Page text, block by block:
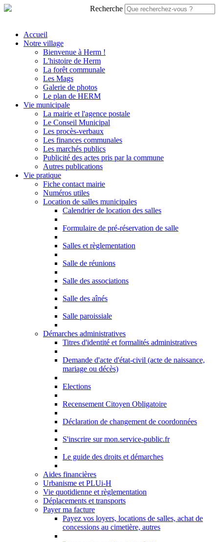
Recherche
Accueil
Notre village
Bienvenue à Herm !
L'histoire de Herm
La forêt communale
Les Mags
Galerie de photos
Le plan de HERM
Vie municipale
La mairie et l'agence postale
Le Conseil Municipal
Les procès-verbaux
Les finances communales
Les marchés publics
Publicité des actes pris par la commune
Autres publications
Vie pratique
Fiche contact mairie
Numéros utiles
Location de salles municipales
Calendrier de location des salles
Formulaire de pré-réservation de salle
Salles et règlementation
Salle de réunions
Salle des associations
Salle des aînés
Salle paroissiale
Démarches administratives
Titres d'identité et formalités administratives
Demande d'acte d'état-civil (acte de naissance,
mariage ou décès)
Elections
Recensement Citoyen Obligatoire
Déclaration de changement de coordonnées
S'inscrire sur mon.service-public.fr
Le guide des droits et démarches
Aides financières
Urbanisme et PLUi-H
Vie quotidienne et règlementation
Déplacements et transports
Payer ma facture
Payez vos loyers, locations de salles, achat de
concessions au cimetière, autres